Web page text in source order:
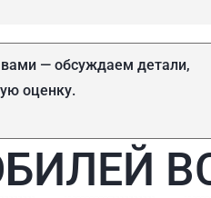
— обсуждаем детали,
оценку.